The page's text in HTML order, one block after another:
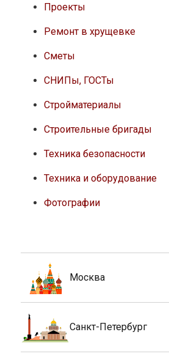
Проекты
Ремонт в хрущевке
Сметы
СНИПы, ГОСТы
Стройматериалы
Строительные бригады
Техника безопасности
Техника и оборудование
Фотографии
Москва
Санкт-Петербург